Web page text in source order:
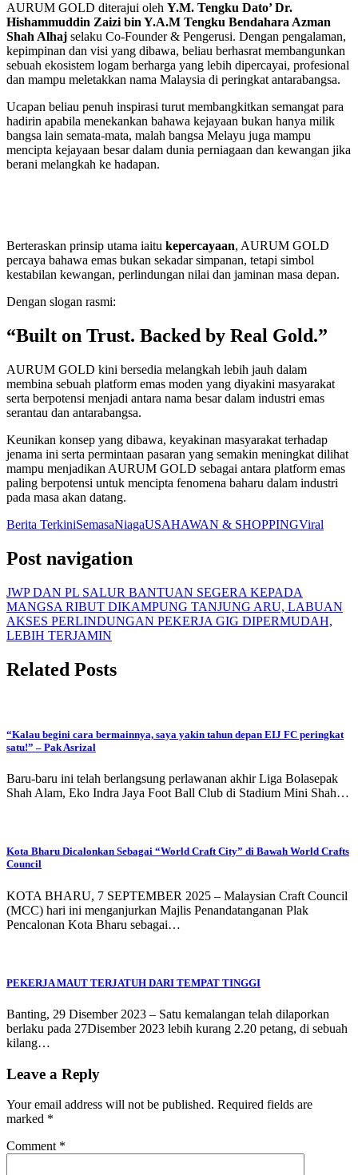
AURUM GOLD diterajui oleh Y.M. Tengku Dato’ Dr.
Hishammuddin Zaizi bin Y.A.M Tengku Bendahara Azman
Shah Alhaj selaku Co-Founder & Pengerusi. Dengan pengalaman,
kepimpinan dan visi yang dibawa, beliau berhasrat membangunkan
sebuah ekosistem logam berharga yang lebih dipercayai, profesional
dan mampu meletakkan nama Malaysia di peringkat antarabangsa.
Ucapan beliau penuh inspirasi turut membangkitkan semangat para
hadirin apabila menekankan bahawa kejayaan bukan hanya milik
bangsa lain semata-mata, malah bangsa Melayu juga mampu
mencipta kejayaan besar dalam dunia perniagaan dan kewangan jika
berani melangkah ke hadapan.
Berteraskan prinsip utama iaitu kepercayaan, AURUM GOLD
percaya bahawa emas bukan sekadar simpanan, tetapi simbol
kestabilan kewangan, perlindungan nilai dan jaminan masa depan.
Dengan slogan rasmi:
“Built on Trust. Backed by Real Gold.”
AURUM GOLD kini bersedia melangkah lebih jauh dalam
membina sebuah platform emas moden yang diyakini masyarakat
serta berpotensi menjadi antara nama besar dalam industri emas
serantau dan antarabangsa.
Keunikan konsep yang dibawa, keyakinan masyarakat terhadap
jenama ini serta permintaan pasaran yang semakin meningkat dilihat
mampu menjadikan AURUM GOLD sebagai antara platform emas
paling berpotensi untuk mencipta fenomena baharu dalam industri
pada masa akan datang.
Berita TerkiniSemasaNiagaUSAHAWAN & SHOPPINGViral
Post navigation
JWP DAN PL SALUR BANTUAN SEGERA KEPADA
MANGSA RIBUT DIKAMPUNG TANJUNG ARU, LABUAN
AKSES PERLINDUNGAN PEKERJA GIG DIPERMUDAH,
LEBIH TERJAMIN
Related Posts
“Kalau begini cara bermainnya, saya yakin tahun depan EIJ FC peringkat
satu!” – Pak Asrizal
Baru-baru ini telah berlangsung perlawanan akhir Liga Bolasepak
Shah Alam, Eko Indra Jaya Foot Ball Club di Stadium Mini Shah…
Kota Bharu Dicalonkan Sebagai “World Craft City” di Bawah World Crafts
Council
KOTA BHARU, 7 SEPTEMBER 2025 – Malaysian Craft Council
(MCC) hari ini menganjurkan Majlis Penandatanganan Plak
Pencalonan Kota Bharu sebagai…
PEKERJA MAUT TERJATUH DARI TEMPAT TINGGI
Banting, 29 Disember 2023 – Satu kemalangan telah dilaporkan
berlaku pada 27Disember 2023 lebih kurang 2.20 petang, di sebuah
kilang…
Leave a Reply
Your email address will not be published. Required fields are
marked *
Comment *